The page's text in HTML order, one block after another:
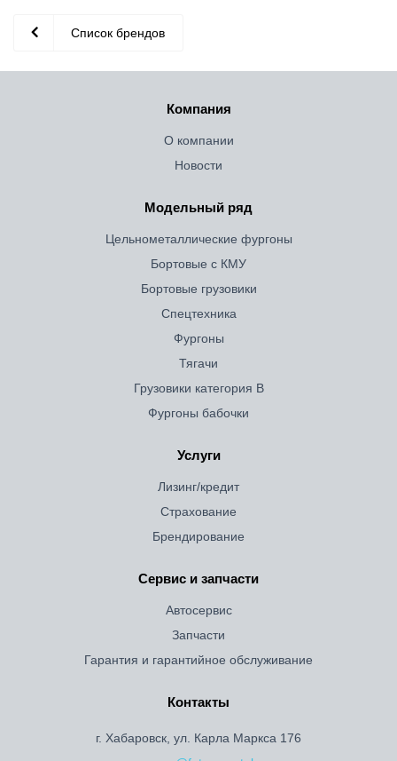
Список брендов
Компания
О компании
Новости
Модельный ряд
Цельнометаллические фургоны
Бортовые с КМУ
Бортовые грузовики
Спецтехника
Фургоны
Тягачи
Грузовики категория B
Фургоны бабочки
Услуги
Лизинг/кредит
Страхование
Брендирование
Сервис и запчасти
Автосервис
Запчасти
Гарантия и гарантийное обслуживание
Контакты
г. Хабаровск, ул. Карла Маркса 176